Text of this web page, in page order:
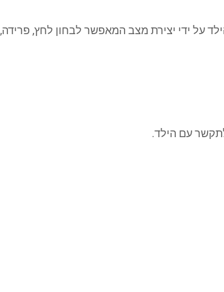
על ידי יצירת מצב המאפשר לבחון לחץ, פרידה,
עם הילד.